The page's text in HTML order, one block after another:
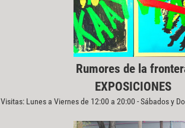
Rumores de la
EXPOSICIONES
Visitas: Lunes a Viernes de 12:00 a 20:00 - Sábados y